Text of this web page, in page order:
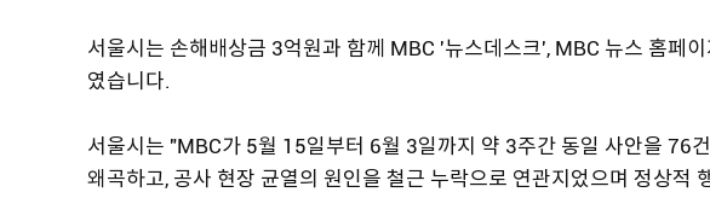
서울시는 손해배상금 3억원과 함께 MBC '뉴스데스크', MBC 뉴스 홈페
였습니다.
서울시는 "MBC가 5월 15일부터 6월 3일까지 약 3주간 동일 사안을 76
왜곡하고, 공사 현장 균열의 원인을 철근 누락으로 연관지었으며 정상적